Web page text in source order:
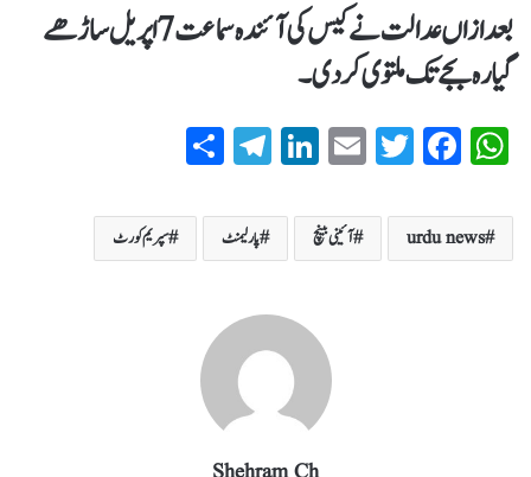
بعدازاں عدالت نے کیس کی آئندہ سماعت 7 اپریل ساڑھے
گیارہ بجے تک ملتوی کر دی۔
W
ha
ts
A
Fa
ce
bo
ok
T
wi
tte
r
E
m
ail
Li
nk
ed
In
T
el
eg
ra
re urdu news آئینی بینچ پارلیمنٹ سپریم کورٹ